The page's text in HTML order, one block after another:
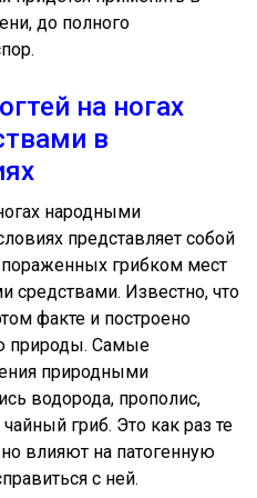
до полного
на ногах
в
народными
представляет собой
грибком мест
Известно, что
факте и построено
природы. Самые
природными
водорода, прополис,
гриб. Это как раз те
влияют на патогенную
с ней.